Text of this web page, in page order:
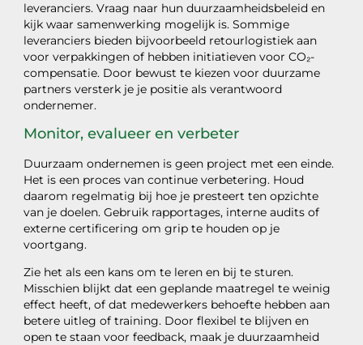
leveranciers. Vraag naar hun duurzaamheidsbeleid en
kijk waar samenwerking mogelijk is. Sommige
leveranciers bieden bijvoorbeeld retourlogistiek aan
voor verpakkingen of hebben initiatieven voor CO₂-
compensatie. Door bewust te kiezen voor duurzame
partners versterk je je positie als verantwoord
ondernemer.
Monitor, evalueer en verbeter
Duurzaam ondernemen is geen project met een einde.
Het is een proces van continue verbetering. Houd
daarom regelmatig bij hoe je presteert ten opzichte
van je doelen. Gebruik rapportages, interne audits of
externe certificering om grip te houden op je
voortgang.
Zie het als een kans om te leren en bij te sturen.
Misschien blijkt dat een geplande maatregel te weinig
effect heeft, of dat medewerkers behoefte hebben aan
betere uitleg of training. Door flexibel te blijven en
open te staan voor feedback, maak je duurzaamheid